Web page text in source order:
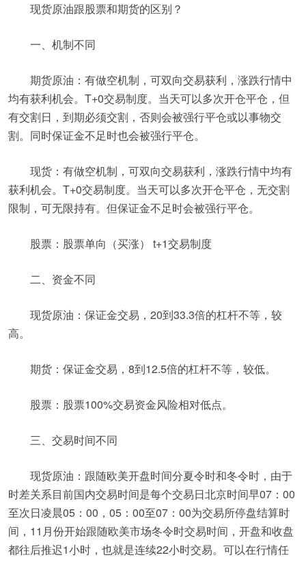
现货原油跟股票和期货的区别？
一、机制不同
期货原油：有做空机制，可双向交易获利，涨跌行情中
均有获利机会。T+0交易制度。当天可以多次开仓平仓，但
有交割日，到期必须交割，否则会被强行平仓或以事物交
割。同时保证金不足时也会被强行平仓。
现货：有做空机制，可双向交易获利，涨跌行情中均有
获利机会。T+0交易制度。当天可以多次开仓平仓，无交割
限制，可无限持有。但保证金不足时会被强行平仓。
股票：股票单向（买涨） t+1交易制度
二、资金不同
现货原油：保证金交易，20到33.3倍的杠杆不等，较
高。
期货：保证金交易，8到12.5倍的杠杆不等，较低。
股票：股票100%交易资金风险相对低点。
三、交易时间不同
现货原油：跟随欧美开盘时间分夏令时和冬令时，由于
时差关系目前国内交易时间是每个交易日北京时间早07：00
至次日凌晨05：00，05：00至07：00为交易所停盘结算时
间，11月份开始跟随欧美市场冬令时交易时间，开盘和收盘
都往后推迟1小时，也就是连续22小时交易。可以在行情任